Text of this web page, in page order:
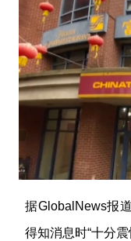
据GlobalNews报
得知消息时“十分震